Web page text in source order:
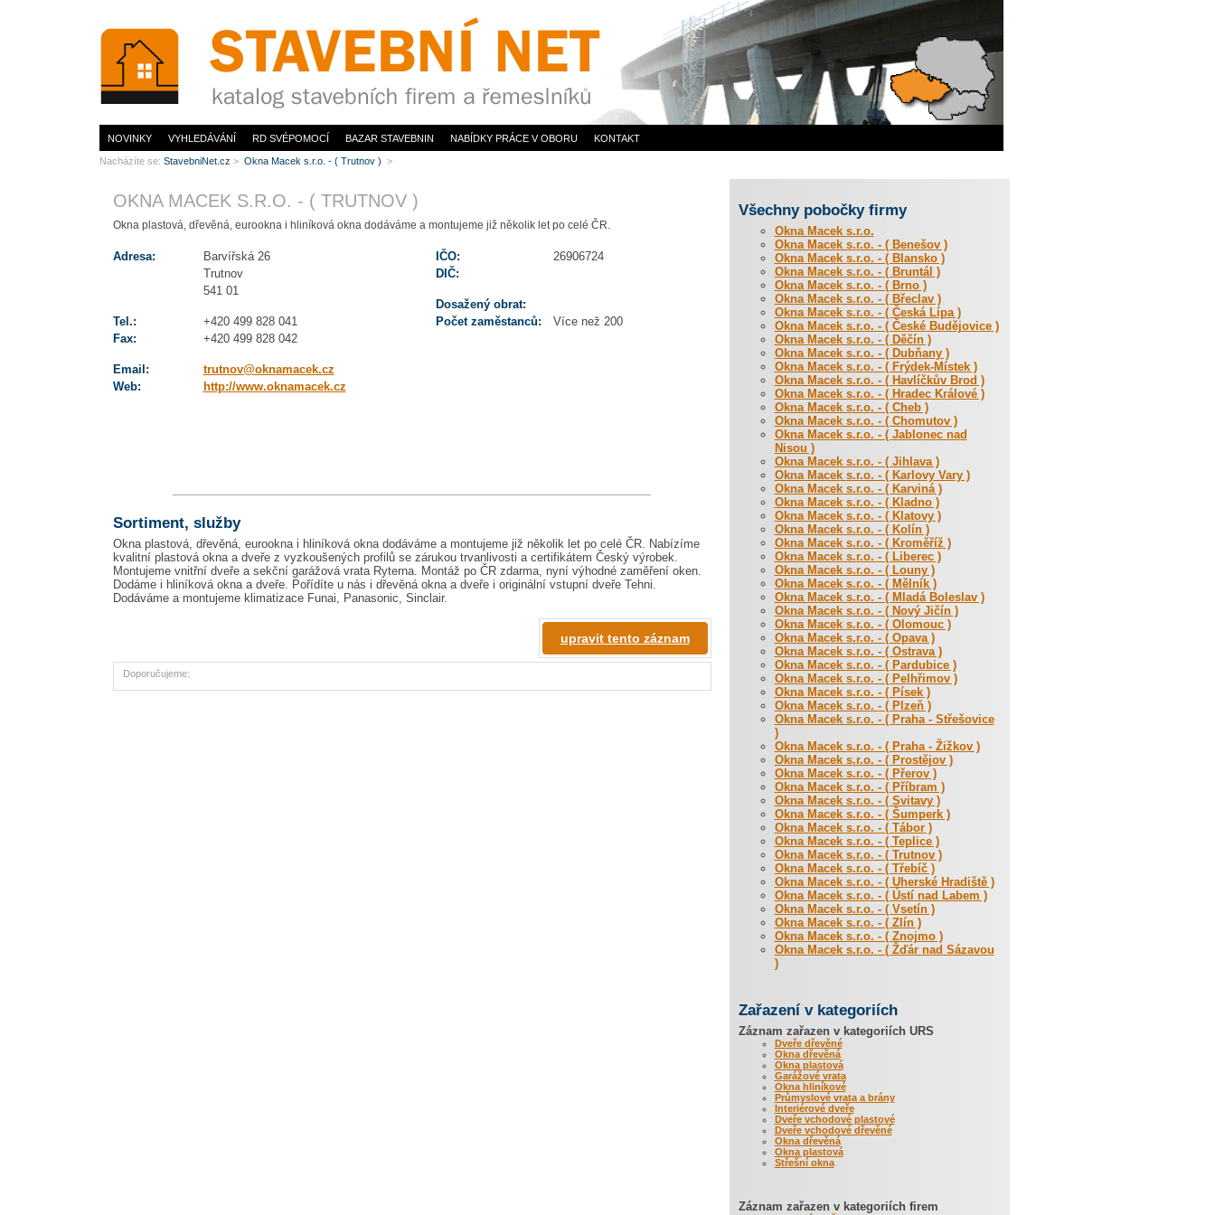
OKNA MACEK S.R.O. - ( TRUTNOV )
Okna plastová, dřevěná, eurookna i hliníková okna dodáváme a montujeme již několik let po celé ČR.
Adresa:
Barvířská 26
Trutnov
541 01
Tel.:
+420 499 828 041
Fax:
+420 499 828 042
Email:
trutnov@oknamacek.cz
Web:
http://www.oknamacek.cz
IČO:
26906724
DIČ:
Dosažený obrat:
Počet zaměstanců:
Více než 200
Sortiment, služby
Okna plastová, dřevěná, eurookna i hliníková okna dodáváme a montujeme již několik let po celé ČR. Nabízíme
kvalitní plastová okna a dveře z vyzkoušených profilů se zárukou trvanlivosti a certifikátem Český výrobek.
Montujeme vnitřní dveře a sekční garážová vrata Ryterna. Montáž po ČR zdarma, nyní výhodné zaměření oken.
Dodáme i hliníková okna a dveře. Pořídíte u nás i dřevěná okna a dveře i originální vstupní dveře Tehni.
Dodáváme a montujeme klimatizace Funai, Panasonic, Sinclair.
upravit tento záznam
Doporučujeme:
Všechny pobočky firmy
Okna Macek s.r.o.
Okna Macek s.r.o. - ( Benešov )
Okna Macek s.r.o. - ( Blansko )
Okna Macek s.r.o. - ( Bruntál )
Okna Macek s.r.o. - ( Brno )
Okna Macek s.r.o. - ( Břeclav )
Okna Macek s.r.o. - ( Česká Lípa )
Okna Macek s.r.o. - ( České Budějovice )
Okna Macek s.r.o. - ( Děčín )
Okna Macek s.r.o. - ( Dubňany )
Okna Macek s.r.o. - ( Frýdek-Místek )
Okna Macek s.r.o. - ( Havlíčkův Brod )
Okna Macek s.r.o. - ( Hradec Králové )
Okna Macek s.r.o. - ( Cheb )
Okna Macek s.r.o. - ( Chomutov )
Okna Macek s.r.o. - ( Jablonec nad
Nisou )
Okna Macek s.r.o. - ( Jihlava )
Okna Macek s.r.o. - ( Karlovy Vary )
Okna Macek s.r.o. - ( Karviná )
Okna Macek s.r.o. - ( Kladno )
Okna Macek s.r.o. - ( Klatovy )
Okna Macek s.r.o. - ( Kolín )
Okna Macek s.r.o. - ( Kroměříž )
Okna Macek s.r.o. - ( Liberec )
Okna Macek s.r.o. - ( Louny )
Okna Macek s.r.o. - ( Mělník )
Okna Macek s.r.o. - ( Mladá Boleslav )
Okna Macek s.r.o. - ( Nový Jičín )
Okna Macek s.r.o. - ( Olomouc )
Okna Macek s.r.o. - ( Opava )
Okna Macek s.r.o. - ( Ostrava )
Okna Macek s.r.o. - ( Pardubice )
Okna Macek s.r.o. - ( Pelhřimov )
Okna Macek s.r.o. - ( Písek )
Okna Macek s.r.o. - ( Plzeň )
Okna Macek s.r.o. - ( Praha - Střešovice
)
Okna Macek s.r.o. - ( Praha - Žižkov )
Okna Macek s.r.o. - ( Prostějov )
Okna Macek s.r.o. - ( Přerov )
Okna Macek s.r.o. - ( Příbram )
Okna Macek s.r.o. - ( Svitavy )
Okna Macek s.r.o. - ( Šumperk )
Okna Macek s.r.o. - ( Tábor )
Okna Macek s.r.o. - ( Teplice )
Okna Macek s.r.o. - ( Trutnov )
Okna Macek s.r.o. - ( Třebíč )
Okna Macek s.r.o. - ( Uherské Hradiště )
Okna Macek s.r.o. - ( Ústí nad Labem )
Okna Macek s.r.o. - ( Vsetín )
Okna Macek s.r.o. - ( Zlín )
Okna Macek s.r.o. - ( Znojmo )
Okna Macek s.r.o. - ( Žďár nad Sázavou
)
Zařazení v kategoriích
Záznam zařazen v kategoriích URS
Dveře dřevěné
Okna dřevěná
Okna plastová
Garážové vrata
Okna hliníkové
Průmyslové vrata a brány
Interiérové dveře
Dveře vchodové plastové
Dveře vchodové dřevěné
Okna dřevěná
Okna plastová
Střešní okna
Záznam zařazen v kategoriích firem
NOVINKY VYHLEDÁVÁNÍ RD SVÉPOMOCÍ BAZAR STAVEBNIN NABÍDKY PRÁCE V OBORU KONTAKT
Nacházíte se: StavebniNet.cz > Okna Macek s.r.o. - ( Trutnov ) >